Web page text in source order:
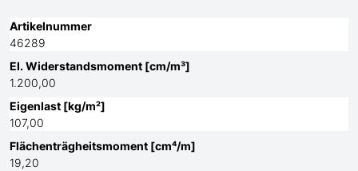
Artikelnummer
46289
El. Widerstandsmoment [cm/m³]
1.200,00
Eigenlast [kg/m²]
107,00
Flächenträgheitsmoment [cm⁴/m]
19,20